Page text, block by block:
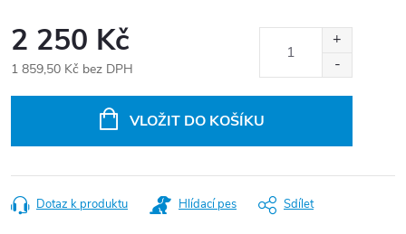
2 250 Kč
1 859,50 Kč bez DPH
VLOŽIT DO KOŠÍKU
Dotaz k produktu Hlídací pes Sdílet